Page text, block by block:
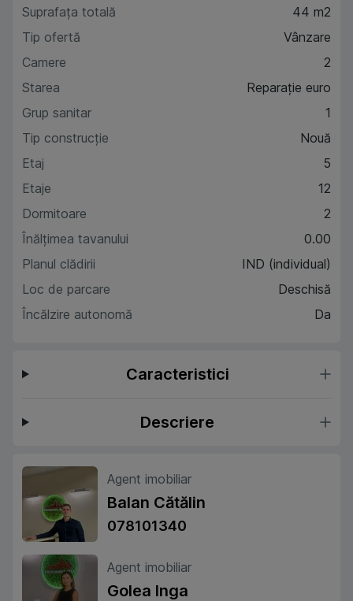
Suprafața totală
44 m2
Tip ofertă
Vânzare
Camere
2
Starea
Reparație euro
Grup sanitar
1
Tip construcție
Nouă
Etaj
5
Etaje
12
Dormitoare
2
Înălțimea tavanului
0.00
Planul clădirii
IND (individual)
Loc de parcare
Deschisă
Încălzire autonomă
Da
Caracteristici
Descriere
Agent imobiliar
Balan Cătălin
078101340
Agent imobiliar
Golea Inga